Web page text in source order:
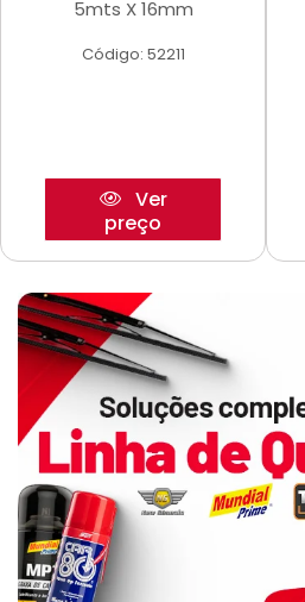
5mts X 16mm
Código: 52211
Ver
preço